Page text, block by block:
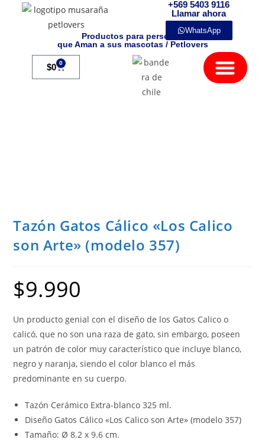
+569 5403 9116
Llamar ahora
WhatsApp
Productos para personas
que Aman a sus mascotas / Petlovers
$0 0
Tazón Gatos Cálico «Los Calico
son Arte» (modelo 357)
$9.990
Un producto genial con el diseño de los Gatos Calico o
calicó, que no son una raza de gato, sin embargo, poseen
un patrón de color muy característico que incluye blanco,
negro y naranja, siendo el color blanco el más
predominante en su cuerpo.
Tazón Cerámico Extra-blanco 325 ml.
Diseño Gatos Cálico «Los Calico son Arte» (modelo 357)
Tamaño: Ø 8.2 x 9.6 cm.